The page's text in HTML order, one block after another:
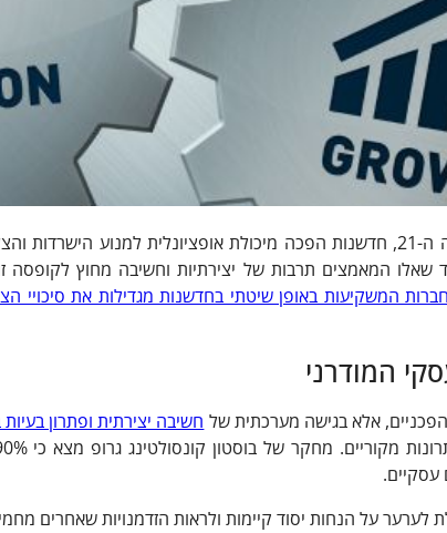
בנוף העסקי המשתנה במהירות של המאה ה-21, חדשנות הפכה מיכולת אופציונלית
שאלו המאמצים תרבות של יצירתיות וחשיבה מחוץ לקופסה
המשקיעות באופן שיטתי בחדשנות מגדילות את סיכויי
המודרני
אלא בגישה מערכתית של חשיבה יצירתית ופתרון
עסקיים.
לערער על הנחות יסוד קיימות ולראות הזדמנויות שאחרים